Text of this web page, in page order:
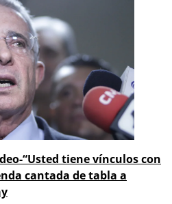
“Usted tiene vínculos con
cantada de tabla a